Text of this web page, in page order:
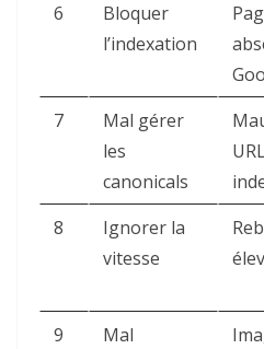
6
Bloquer
l’indexation
7
Mal gérer
les
canonicals
8
Ignorer la
vitesse
9
Mal